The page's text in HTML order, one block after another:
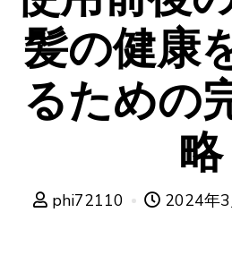
髪の健康
るための
略
phi72110 2024年